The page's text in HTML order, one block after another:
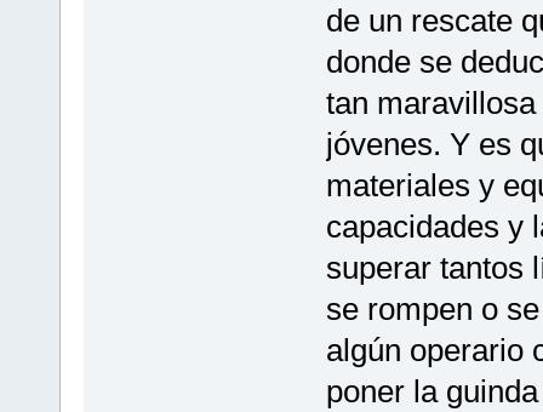
de un rescate
donde se
tan
jóvenes. Y es
materiales y
capacidades y
superar tantos
se rompen o
algún operario
poner la